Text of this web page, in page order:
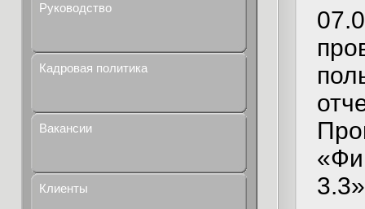
Руководство
Кадровая политика
Вакансии
Клиенты